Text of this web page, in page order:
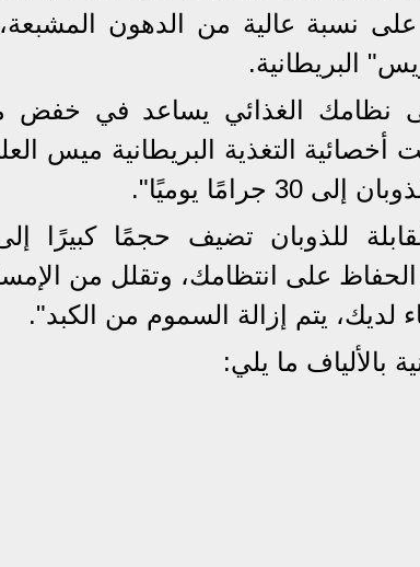
نسبة عالية من الدهون
البريطانية.
نظامك الغذائي يساعد في خفض
أخصائية التغذية البريطانية ميس
جرامًا يوميًا".
للذوبان تضيف حجمًا كبيرًا
على انتظامك، وتقلل من
لديك، يتم إزالة السموم من الكبد".
بالألياف ما يلي: